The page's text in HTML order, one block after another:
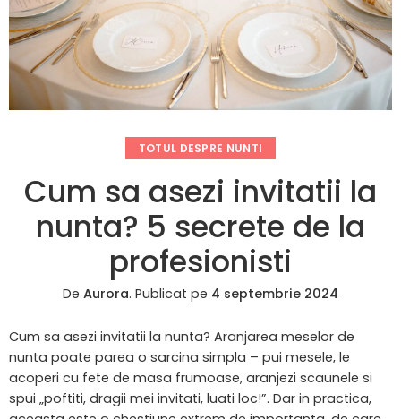
TOTUL DESPRE NUNTI
Cum sa asezi invitatii la
nunta? 5 secrete de la
profesionisti
De Aurora. Publicat pe 4 septembrie 2024
Cum sa asezi invitatii la nunta? Aranjarea meselor de
nunta poate parea o sarcina simpla – pui mesele, le
acoperi cu fete de masa frumoase, aranjezi scaunele si
spui „poftiti, dragii mei invitati, luati loc!”. Dar in practica,